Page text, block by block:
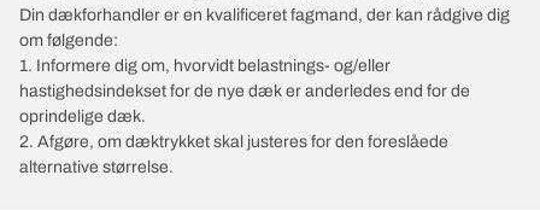
Din dækforhandler er en kvalificeret fagmand, der kan rådgive dig
om følgende:
1. Informere dig om, hvorvidt belastnings- og/eller
hastighedsindekset for de nye dæk er anderledes end for de
oprindelige dæk.
2. Afgøre, om dæktrykket skal justeres for den foreslåede
alternative størrelse.